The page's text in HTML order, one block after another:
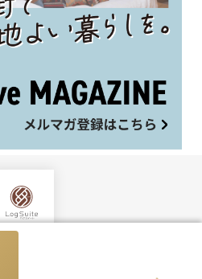
本店ショールーム